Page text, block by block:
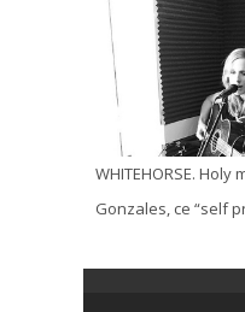
WHITEHORSE. Holy
Gonzales, ce “self